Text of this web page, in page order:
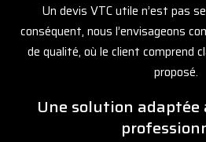
Un devis VTC utile n’est pas
conséquent, nous l’envisageons
de qualité, où le client comprend
proposé.
Une solution adaptée